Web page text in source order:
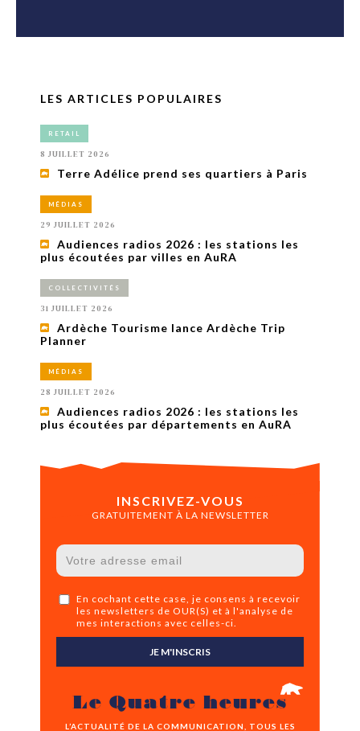
LES ARTICLES POPULAIRES
RETAIL
8 JUILLET 2026
Terre Adélice prend ses quartiers à Paris
MÉDIAS
29 JUILLET 2026
Audiences radios 2026 : les stations les
plus écoutées par villes en AuRA
COLLECTIVITÉS
31 JUILLET 2026
Ardèche Tourisme lance Ardèche Trip
Planner
MÉDIAS
28 JUILLET 2026
Audiences radios 2026 : les stations les
plus écoutées par départements en AuRA
INSCRIVEZ-VOUS
GRATUITEMENT À LA NEWSLETTER
En cochant cette case, je consens à recevoir
les newsletters de OUR(S) et à l'analyse de
mes interactions avec celles-ci.
JE M'INSCRIS
Le Quatre heures
L’ACTUALITÉ DE LA COMMUNICATION, TOUS LES